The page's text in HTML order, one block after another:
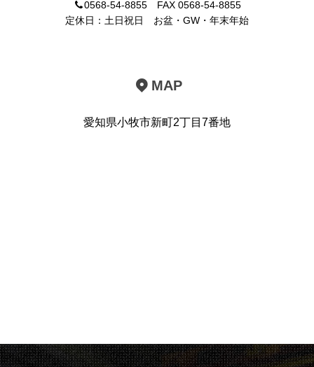
0568-54-8855 FAX 0568-54-8855
定休日：土日祝日 お盆・GW・年末年始
MAP
愛知県小牧市新町2丁目7番地